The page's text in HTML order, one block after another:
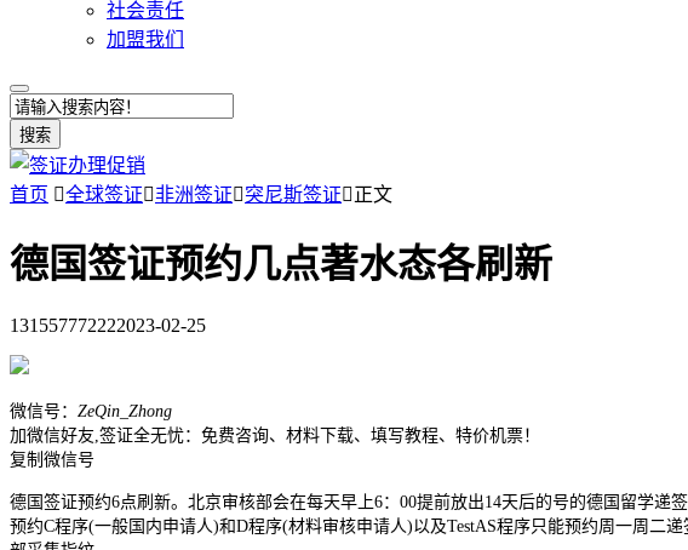
社会责任
加盟我们
搜索
首页 全球签证非洲签证突尼斯签证正文
德国签证预约几点著水态各刷新
131557772222023-02-25
微信号： ZeQin_Zhong
加微信好友,签证全无忧：免费咨询、材料下载、填写教程、特价机票！
复制微信号
德国签证预约6点刷新。北京审核部会在每天早上6：00提前放出14天后的号的德国留学
预约C程序(一般国内申请人)和D程序(材料审核申请人)以及TestAS程序只能预约周一周二